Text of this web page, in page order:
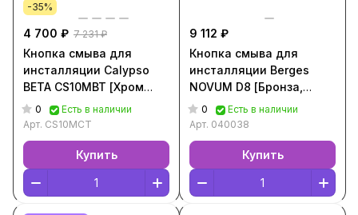
-35%
4 700 ₽ 7 231 ₽
Кнопка смыва для
инсталляции Calypso
BETA CS10MBT [Хром
матовый, CS10MCT]
0
Есть в наличии
Арт. CS10MCT
Купить
9 112 ₽
Кнопка смыва для
инсталляции Berges
NOVUM D8 [Бронза,
040038]
0
Есть в наличии
Арт. 040038
Купить